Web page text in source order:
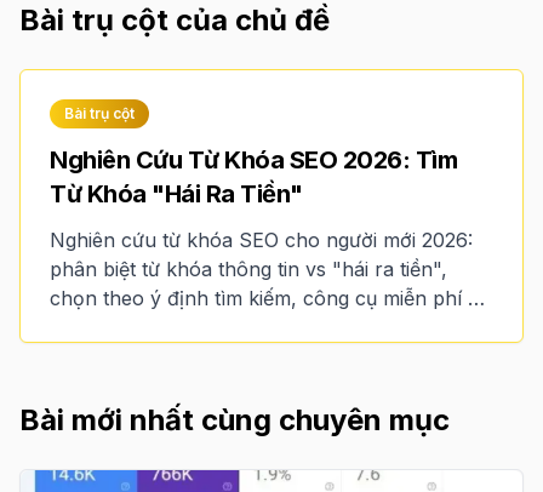
Bài trụ cột của chủ đề
Bài trụ cột
Nghiên Cứu Từ Khóa SEO 2026: Tìm
Từ Khóa "Hái Ra Tiền"
Nghiên cứu từ khóa SEO cho người mới 2026:
phân biệt từ khóa thông tin vs "hái ra tiền",
chọn theo ý định tìm kiếm, công cụ miễn phí và
Bài mới nhất cùng chuyên mục